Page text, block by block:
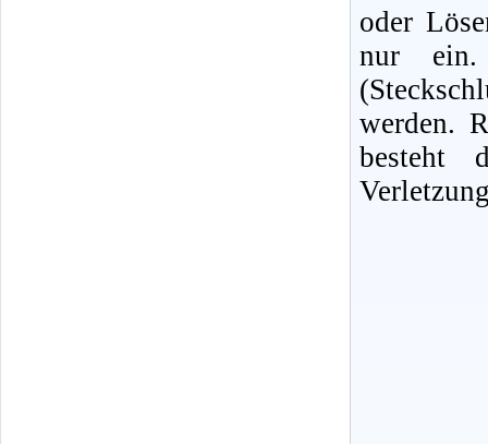
oder
nur ein.
werden.
besteht